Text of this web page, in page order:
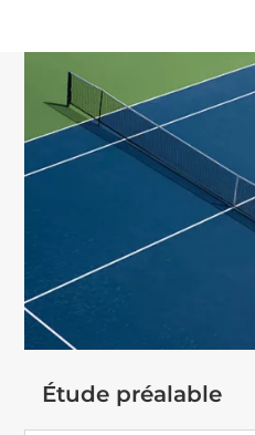
Étude préalable